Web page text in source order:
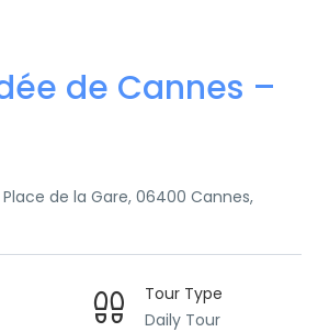
de Cannes –
de la Gare, 06400 Cannes,
Tour Type
Daily Tour